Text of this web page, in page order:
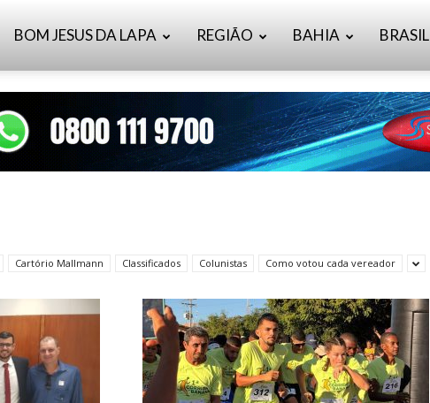
Notícias
Lapa
BOM JESUS DA LAPA REGIÃO BAHIA BRASIL
Cartório Mallmann Classificados Colunistas Como votou cada vereador